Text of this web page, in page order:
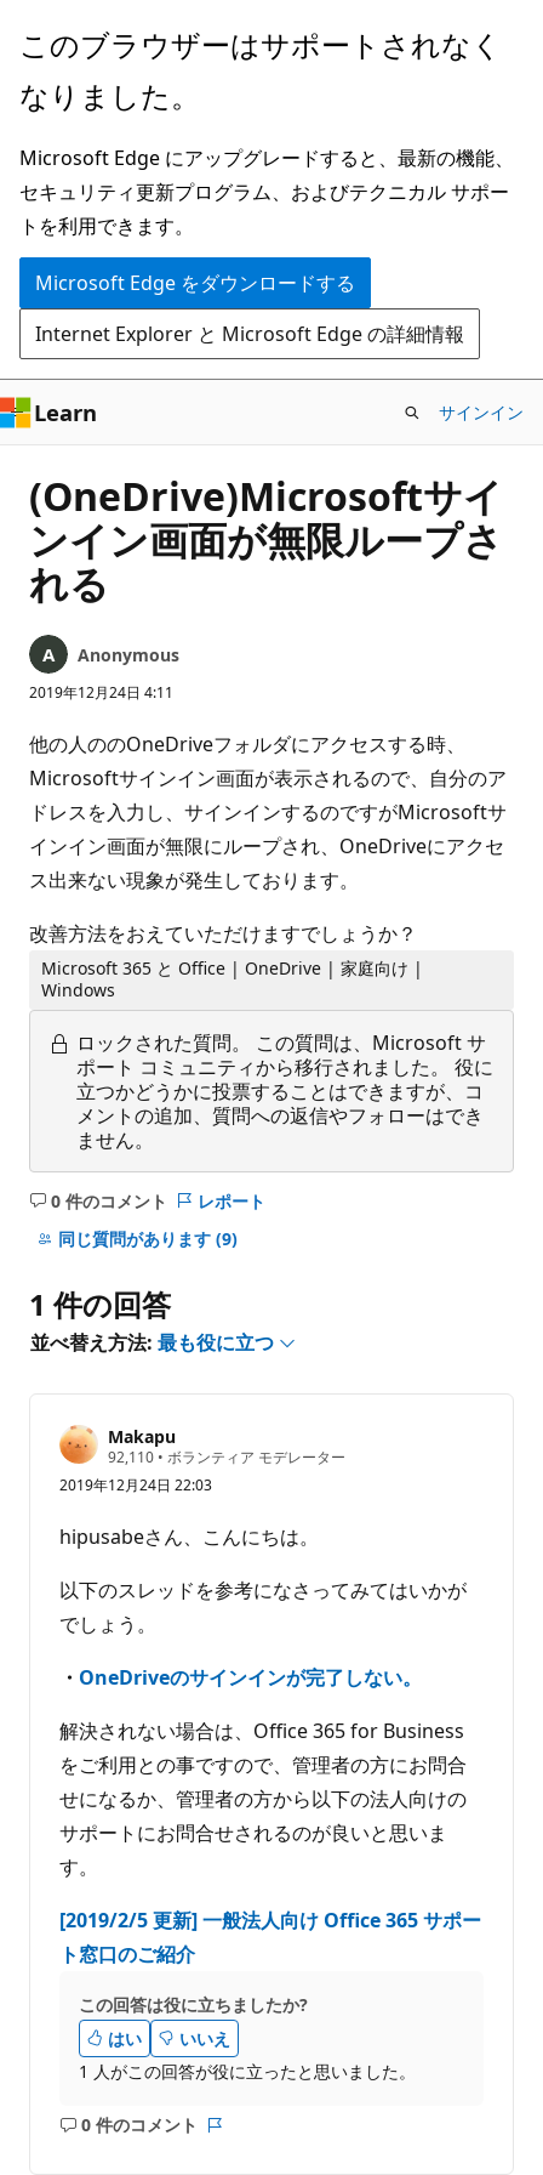
メ
ン
ン
テ
ン
ツ
に
ス
キ
ッ
プ
このブラウザーはサポートされなく
なりました。
Microsoft Edge にアップグレードすると、最新の機能、
セキュリティ更新プログラム、およびテクニカル サポー
トを利用できます。
Microsoft Edge をダウンロードする
Internet Explorer と Microsoft Edge の詳細情報
Learn サインイン
(OneDrive)Microsoftサイ
ンイン画面が無限ループさ
れる
Anonymous
2019年12月24日 4:11
他の人ののOneDriveフォルダにアクセスする時、
Microsoftサインイン画面が表示されるので、自分のア
ドレスを入力し、サインインするのですがMicrosoftサ
インイン画面が無限にループされ、OneDriveにアクセ
ス出来ない現象が発生しております。
改善方法をおえていただけますでしょうか？
Microsoft 365 と Office | OneDrive | 家庭向け |
Windows
ロックされた質問。
この質問は、Microsoft サ
ポート コミュニティから移行されました。 役に
立つかどうかに投票することはできますが、コ
メントの追加、質問への返信やフォローはでき
ません。
0 件のコメント
コ
メ
は
あ
ま
ん
レポート
同じ質問があります (9)
1 件の回答
並べ替え方法: 最も役に立つ
Makapu
92,110 評
価
の
イ
ン
• ボランティア モデレーター
2019年12月24日 22:03
hipusabeさん、こんにちは。
以下のスレッドを参考になさってみてはいかが
でしょう。
・ OneDriveのサインインが完了しない。
解決されない場合は、Office 365 for Business
をご利用との事ですので、管理者の方にお問合
せになるか、管理者の方から以下の法人向けの
サポートにお問合せされるのが良いと思いま
す。
[2019/2/5 更新] 一般法人向け Office 365 サポー
ト窓口のご紹介
この回答は役に立ちましたか?
はい
いいえ
1 人がこの回答が役に立ったと思いました。
0 件のコメント
コ